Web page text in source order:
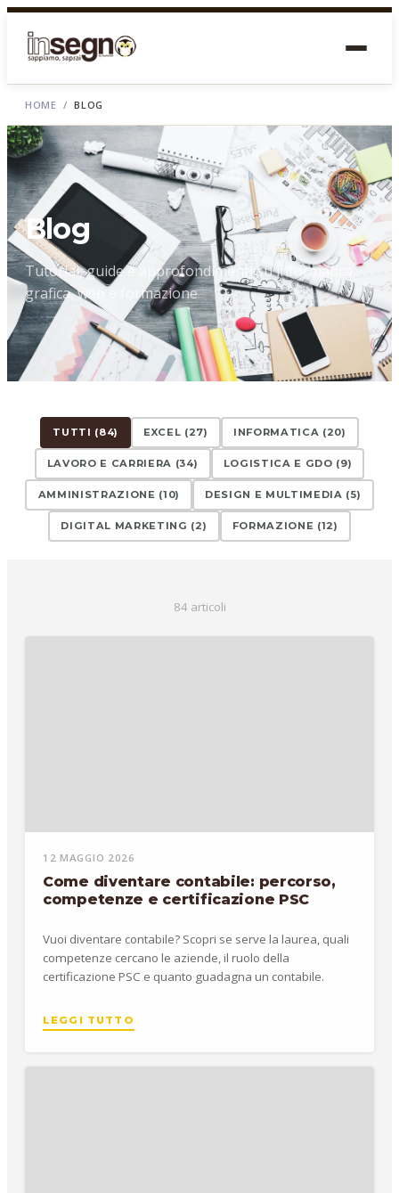
HOME / BLOG
Blog
Tutorial, guide e approfondimenti su informatica,
grafica, web e formazione
TUTTI (84) EXCEL (27) INFORMATICA (20)
LAVORO E CARRIERA (34) LOGISTICA E GDO (9)
AMMINISTRAZIONE (10) DESIGN E MULTIMEDIA (5)
DIGITAL MARKETING (2) FORMAZIONE (12)
84articoli
12 MAGGIO 2026
Come diventare contabile: percorso,
competenze e certificazione PSC
Vuoi diventare contabile? Scopri se serve la laurea, quali
competenze cercano le aziende, il ruolo della
certificazione PSC e quanto guadagna un contabile.
LEGGI TUTTO